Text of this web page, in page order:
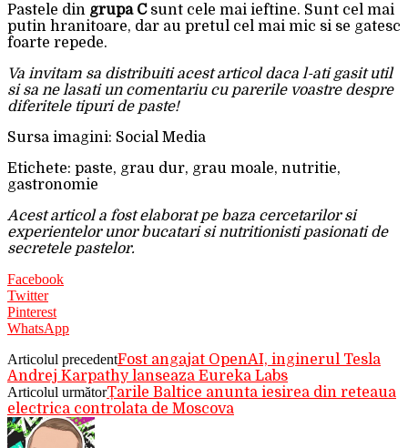
Pastele din grupa Csunt cele mai ieftine. Sunt cel mai
putin hranitoare, dar au pretul cel mai mic si se gatesc
foarte repede.
Va invitam sa distribuiti acest articol daca l-ati gasit util
si sa ne lasati un comentariu cu parerile voastre despre
diferitele tipuri de paste!
Sursa imagini: Social Media
Etichete: paste, grau dur, grau moale, nutritie,
gastronomie
Acest articol a fost elaborat pe baza cercetarilor si
experientelor unor bucatari si nutritionisti pasionati de
secretele pastelor.
Facebook
Twitter
Pinterest
WhatsApp
Articolul precedentFost angajat OpenAI, inginerul Tesla
Andrej Karpathy lanseaza Eureka Labs
Articolul următorȚarile Baltice anunta iesirea din reteaua
electrica controlata de Moscova